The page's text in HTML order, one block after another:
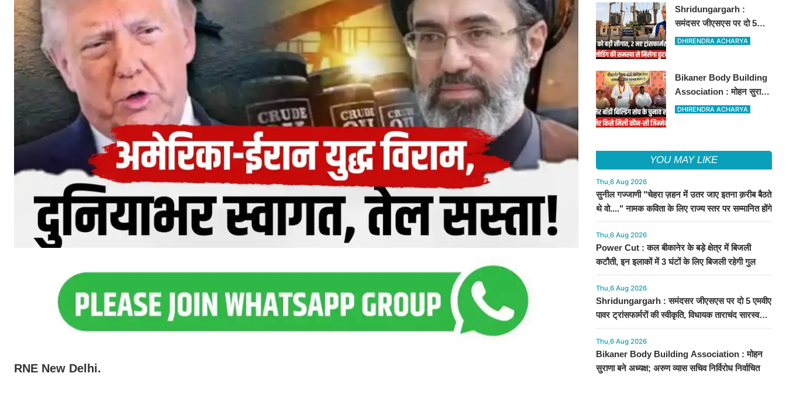
RNE New Delhi.
Shridungargarh :
समंदसर जीएसएस पर दो 5
एमवीए पावर ट्रांसफार्मरों की
रंग
DHIRENDRA ACHARYA
Bikaner Body Building
Association : मोहन सुराणा
बने अध्यक्ष; अरुण व्यास सचिव
DHIRENDRA ACHARYA
YOU MAY LIKE
Thu,6 Aug 2026
सुनील गज्जाणी "चेहरा ज़हन में उतर जाए इतना क़रीब बैठते
थे वो...." नामक कविता के लिए राज्य स्तर पर सम्मानित होंगे
Thu,6 Aug 2026
Power Cut : कल बीकानेर के बड़े क्षेत्र में बिजली
कटौती, इन इलाकों में 3 घंटों के लिए बिजली रहेगी गुल
Thu,6 Aug 2026
Shridungargarh : समंदसर जीएसएस पर दो 5 एमवीए
पावर ट्रांसफार्मरों की स्वीकृति, विधायक ताराचंद सारस्वत
के सतत प्रयास लाए रंग
Thu,6 Aug 2026
Bikaner Body Building Association : मोहन
सुराणा बने अध्यक्ष; अरुण व्यास सचिव निर्विरोध निर्वाचित